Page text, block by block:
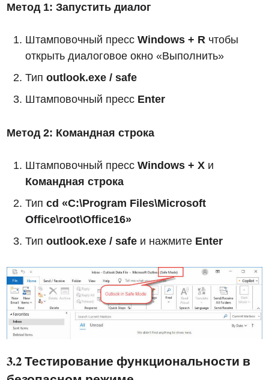
Метод 1: Запустить диалог
Штамповочный прессWindows + R чтобы
открыть диалоговое окно «Выполнить»
Типoutlook.exe / safe
Штамповочный пресс Enter
Метод 2: Командная строка
Штамповочный прессWindows + X и
Командная строка
Типcd «C:\Program Files\Microsoft
Office\root\Office16»
Типoutlook.exe / safe и нажмите Enter
3.2 Тестирование функциональности в